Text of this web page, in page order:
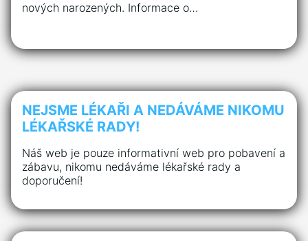
nových narozených. Informace o…
NEJSME LÉKAŘI A NEDÁVÁME NIKOMU
LÉKAŘSKÉ RADY!
Náš web je pouze informativní web pro pobavení a
zábavu, nikomu nedáváme lékařské rady a
doporučení!